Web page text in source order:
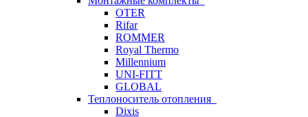
OTER
Rifar
ROMMER
Royal Thermo
Millennium
UNI-FITT
GLOBAL
Теплоноситель отопления
Dixis